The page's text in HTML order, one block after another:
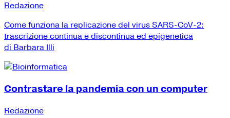
Redazione
Come funziona la replicazione del virus SARS-CoV-2:
trascrizione continua e discontinua ed epigenetica
di Barbara Illi
Contrastare la pandemia con un computer
Redazione